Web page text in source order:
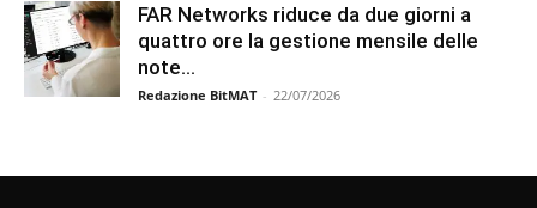
FAR Networks riduce da due giorni a
quattro ore la gestione mensile delle
note...
Redazione BitMAT - 22/07/2026